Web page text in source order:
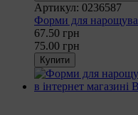
Артикул: 0236587
Форми для
67.50 грн
75.00 грн
Купити